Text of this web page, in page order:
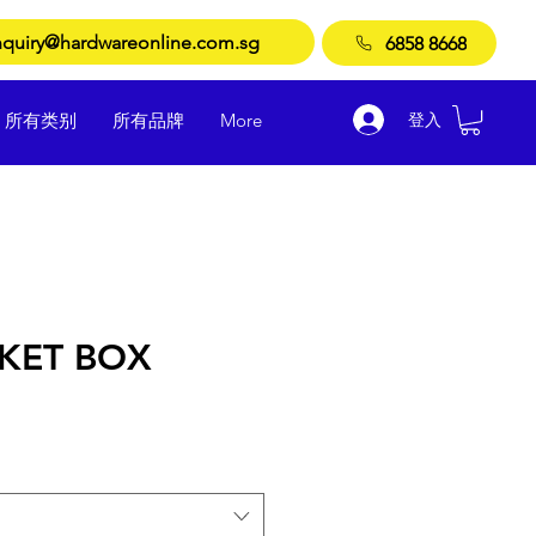
6858 8668
所有类别 所有品牌 More 登入
BOX